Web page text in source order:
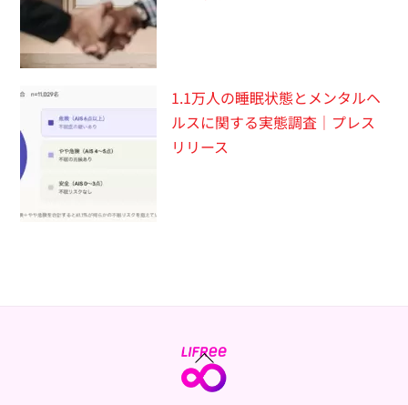
1.1万人の睡眠状態とメンタルヘ
ルスに関する実態調査｜プレス
リリース
Back
To